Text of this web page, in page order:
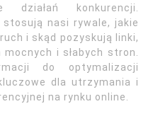
konkurencji.
nasi rywale, jakie
i skąd pozyskują linki,
i słabych stron.
do optymalizacji
dla utrzymania i
na rynku online.